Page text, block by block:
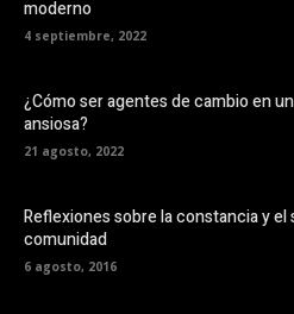
moderno
4 septiembre, 2022
¿Cómo ser agentes de cambio en
ansiosa?
21 agosto, 2022
Reflexiones sobre la constancia y el
comunidad
6 agosto, 2016